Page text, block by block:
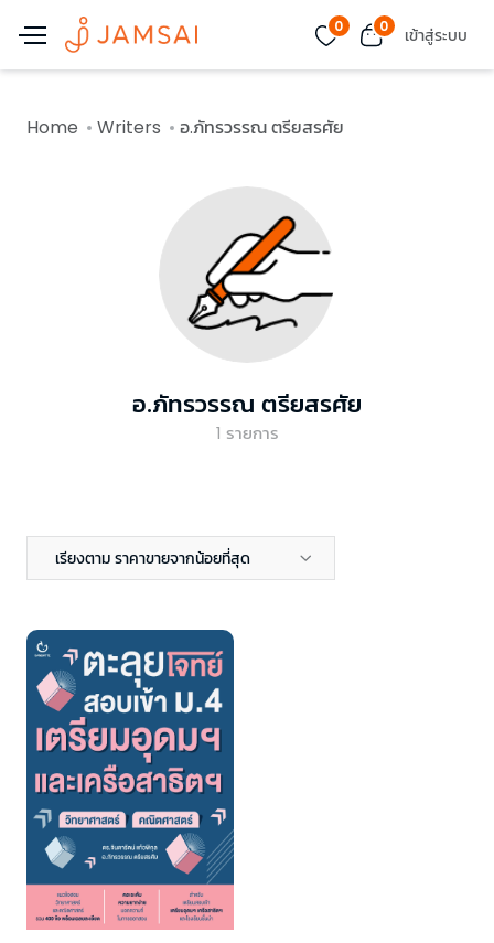
0 0 เข้าสู่ระบบ
Home Writers อ.ภัทรวรรณ ตรียสรศัย
อ.ภัทรวรรณ ตรียสรศัย
1 รายการ
เรียงตาม ราคาขายจากน้อยที่สุด